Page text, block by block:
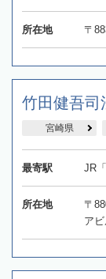
所在地 〒
竹田健吾司
宮崎県
最寄駅 JR
所在地
〒
ア